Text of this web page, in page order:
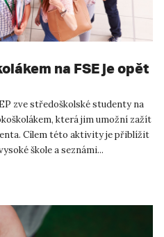
na FSE je opět
zve středoškolské studenty na
která jim umožní zažít
Cílem této aktivity je přiblížit
škole a seznámi...